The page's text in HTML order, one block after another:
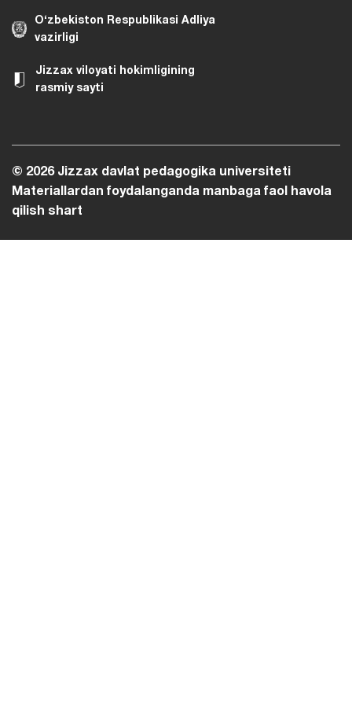
O‘zbekiston Respublikasi Adliya
vazirligi
Jizzax viloyati hokimligining
rasmiy sayti
© 2026 Jizzax davlat pedagogika universiteti
Materiallardan foydalanganda manbaga faol havola
qilish shart